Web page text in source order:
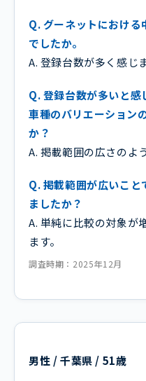
Q. グーネットにおけ
でしたか。
A. 登録台数が多く感じま
Q. 登録台数が多いと感
車種のバリエーション
か？
A. 掲載範囲の広さのよ
Q. 掲載範囲が広いこと
ましたか？
A. 単純に比較の対象が
ます。
調査時期：2025年12月
男性 / 千葉県 / 51歳